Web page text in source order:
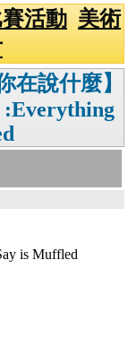
賽活動 美術
在說什麼】
:Everything
is Muffled